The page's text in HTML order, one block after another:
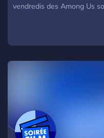
vendredis des Among Us